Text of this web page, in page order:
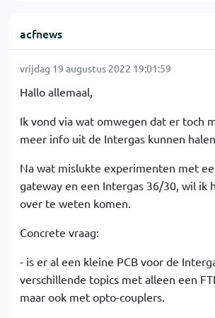
acfnews
vrijdag 19 augustus 2022 19:01:59
Hallo allemaal,
Ik vond via wat omwegen dat er toch
meer info uit de Intergas kunnen
Na wat mislukte experimenten met
gateway en een Intergas 36/30, wil ik
over te weten komen.
Concrete vraag:
- is er al een kleine PCB voor de
verschillende topics met alleen een
maar ook met opto-couplers.